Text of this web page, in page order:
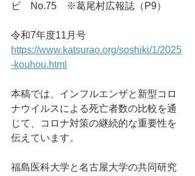
ビ　No.75　※葛尾村広報誌（P9）
令和7年度11月号
https://www.katsurao.org/soshiki/1/2025
-kouhou.html
本稿では、インフルエンザと新型コロ
ナウイルスによる死亡者数の比較を通
じて、コロナ対策の継続的な重要性を
伝えています。
福島医科大学と名古屋大学の共同研究